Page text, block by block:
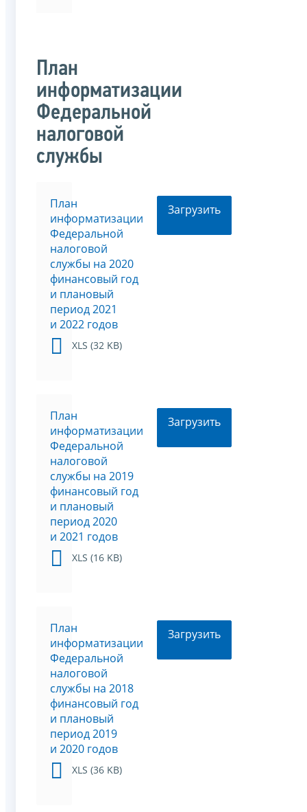
План
информатизации
Федеральной
налоговой
службы
План
информатизации
Федеральной
налоговой
службы на 2020
финансовый год
и плановый
период 2021
и 2022 годов
XLS (32 KB)
Загрузить
План
информатизации
Федеральной
налоговой
службы на 2019
финансовый год
и плановый
период 2020
и 2021 годов
XLS (16 KB)
Загрузить
План
информатизации
Федеральной
налоговой
службы на 2018
финансовый год
и плановый
период 2019
и 2020 годов
XLS (36 KB)
Загрузить